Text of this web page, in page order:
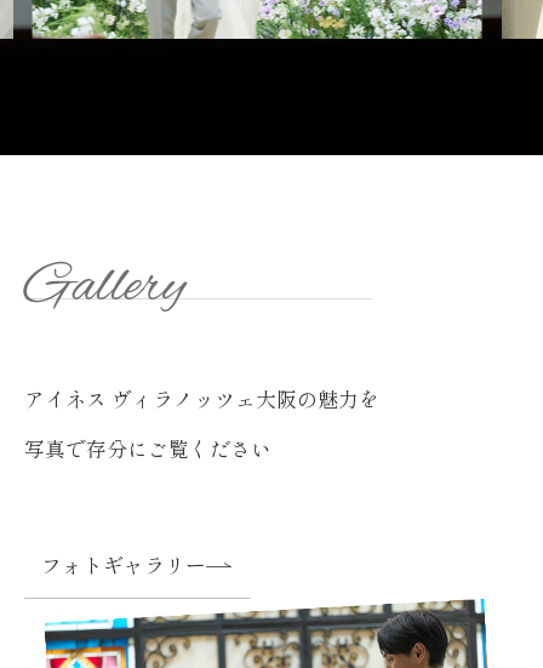
Gallery
アイネス ヴィラノッツェ大阪の魅力を
写真で存分にご覧ください
フォトギャラリー